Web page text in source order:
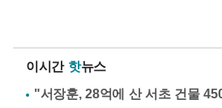
이시간 핫뉴스
"서장훈, 28억에 산 서초 건물